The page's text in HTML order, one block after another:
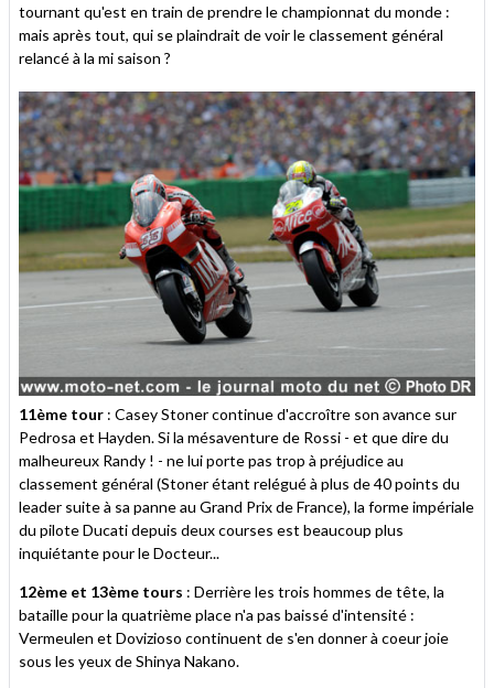
tournant qu'est en train de prendre le championnat du monde :
mais après tout, qui se plaindrait de voir le classement général
relancé à la mi saison ?
11ème tour : Casey Stoner continue d'accroître son avance sur
Pedrosa et Hayden. Si la mésaventure de Rossi - et que dire du
malheureux Randy ! - ne lui porte pas trop à préjudice au
classement général (Stoner étant relégué à plus de 40 points du
leader suite à sa panne au Grand Prix de France), la forme impériale
du pilote Ducati depuis deux courses est beaucoup plus
inquiétante pour le Docteur...
12ème et 13ème tours : Derrière les trois hommes de tête, la
bataille pour la quatrième place n'a pas baissé d'intensité :
Vermeulen et Dovizioso continuent de s'en donner à coeur joie
sous les yeux de Shinya Nakano.